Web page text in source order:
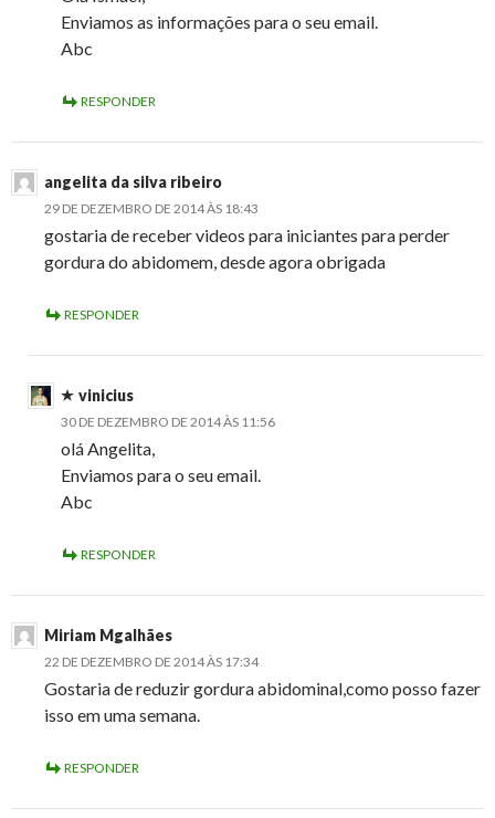
Enviamos as informações para o seu email.
Abc
RESPONDER
angelita da silva ribeiro
29 DE DEZEMBRO DE 2014 ÀS 18:43
gostaria de receber videos para iniciantes para perder
gordura do abidomem, desde agora obrigada
RESPONDER
vinicius
30 DE DEZEMBRO DE 2014 ÀS 11:56
olá Angelita,
Enviamos para o seu email.
Abc
RESPONDER
Miriam Mgalhães
22 DE DEZEMBRO DE 2014 ÀS 17:34
Gostaria de reduzir gordura abidominal,como posso fazer
isso em uma semana.
RESPONDER